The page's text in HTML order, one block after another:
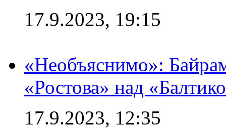
17.9.2023, 19:15
«Необъяснимо»:
«Ростова» над
17.9.2023, 12:35